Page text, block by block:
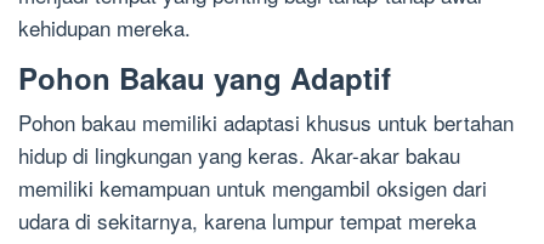
kehidupan mereka.
Pohon Bakau yang Adaptif
Pohon bakau memiliki adaptasi khusus untuk bertahan
hidup di lingkungan yang keras. Akar-akar bakau
memiliki kemampuan untuk mengambil oksigen dari
udara di sekitarnya, karena lumpur tempat mereka